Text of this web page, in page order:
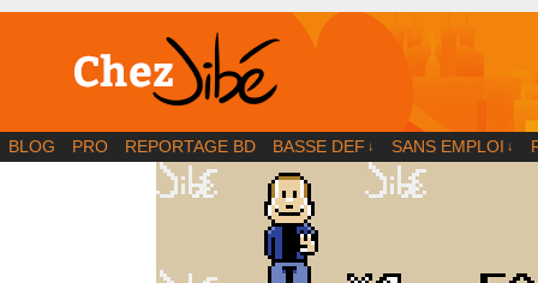
BD | Illustration | Blog
BLOG PRO REPORTAGE BD BASSE DEF ↓ SANS EMPLOI ↓